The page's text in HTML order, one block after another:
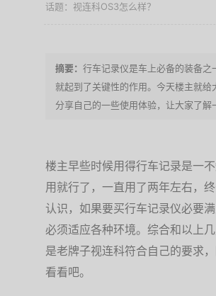
视连科OS3怎么样？
行车记录仪是车上必备的装备
就起到了关键性的作用。今天楼主就
分享自己的一些使用体验，让大家了
楼主早些时候用得行车记录是一
用就行了，一直用了两年左右，
认识，如果要买行车记录仪必要
必须适应各种环境。综合和以上
是老牌子视连科符合自己的要求
看看吧。